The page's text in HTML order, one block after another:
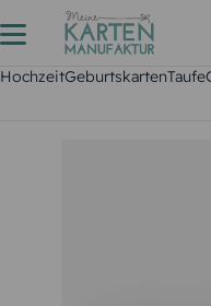
HochzeitGeburtskartenTaufe